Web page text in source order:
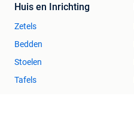
Huis en Inrichting
Zetels
Bedden
Stoelen
Tafels